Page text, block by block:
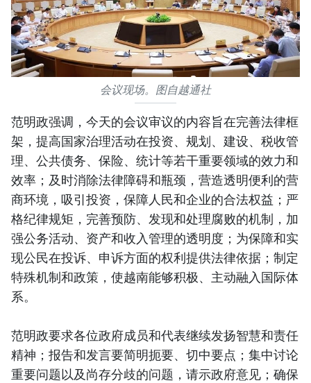
会议现场。图自越通社
范明政强调，今天的会议审议的内容旨在完善法律框
架，提高国家治理活动在投资、规划、建设、税收管
理、公共债务、保险、统计等若干重要领域的效力和
效率；及时消除法律障碍和瓶颈，营造透明便利的营
商环境，吸引投资，保障人民和企业的合法权益；严
格纪律规矩，完善预防、发现和处理腐败的机制，加
强公务活动、资产和收入管理的透明度；为保障和实
现公民在投诉、申诉方面的权利提供法律依据；制定
特殊机制和政策，使越南能够积极、主动融入国际体
系。
范明政要求各位政府成员和代表继续发扬智慧和责任
精神；报告和发言要简明扼要、切中要点；集中讨论
重要问题以及尚存分歧的问题，请示政府意见；确保